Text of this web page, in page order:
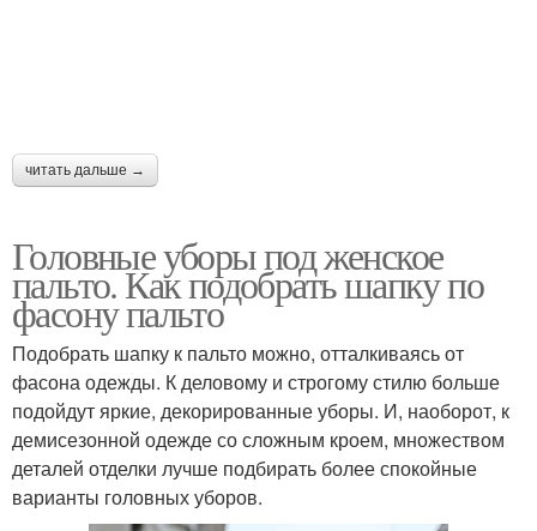
читать дальше →
Головные уборы под женское
пальто. Как подобрать шапку по
фасону пальто
Подобрать шапку к пальто можно, отталкиваясь от
фасона одежды. К деловому и строгому стилю больше
подойдут яркие, декорированные уборы. И, наоборот, к
демисезонной одежде со сложным кроем, множеством
деталей отделки лучше подбирать более спокойные
варианты головных уборов.